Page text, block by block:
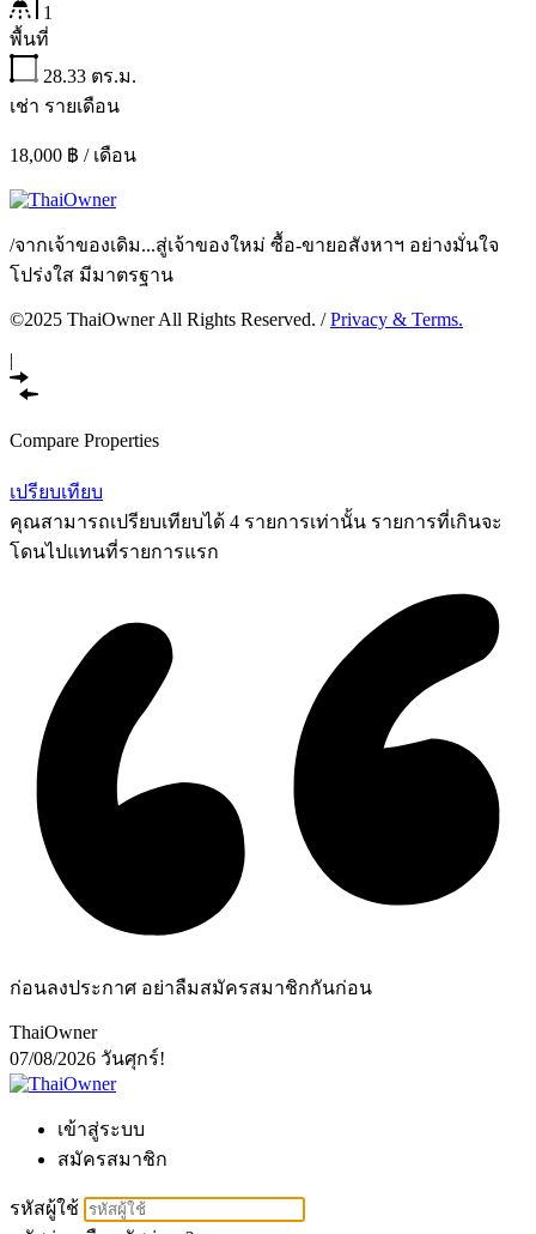
1
พื้นที่
28.33 ตร.ม.
เช่า รายเดือน
18,000 ฿ / เดือน
/จากเจ้าของเดิม...สู่เจ้าของใหม่ ซื้อ-ขายอสังหาฯ อย่างมั่นใจ
โปร่งใส มีมาตรฐาน
©2025 ThaiOwner All Rights Reserved. /Privacy & Terms.
|
Compare Properties
เปรียบเทียบ
คุณสามารถเปรียบเทียบได้ 4 รายการเท่านั้น รายการที่เกินจะ
โดนไปแทนที่รายการแรก
ก่อนลงประกาศ อย่าลืมสมัครสมาชิกกันก่อน
ThaiOwner
07/08/2026 วันศุกร์!
เข้าสู่ระบบ
สมัครสมาชิก
รหัสผู้ใช้